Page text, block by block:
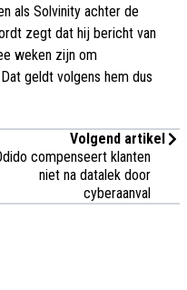
als Solvinity achter de
zegt dat hij bericht van
weken zijn om
geldt volgens hem dus
Volgend artikel
compenseert klanten
niet na datalek door
cyberaanval